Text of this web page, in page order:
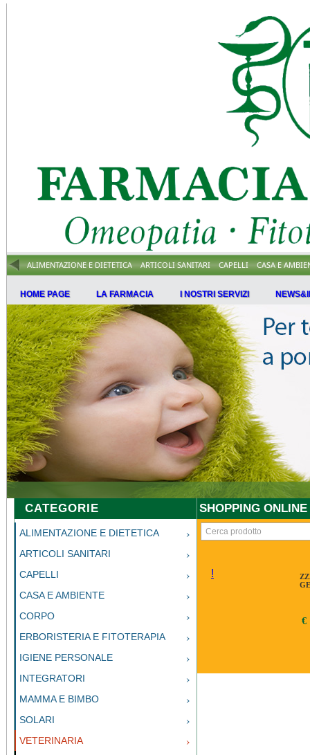
ALIMENTAZIONE E DIETETICA ARTICOLI SANITARI CAPELLI CASA E
HOME PAGE LA FARMACIA I NOSTRI SERVIZI
CATEGORIE
ALIMENTAZIONE E DIETETICA
ARTICOLI SANITARI
CAPELLI
CASA E AMBIENTE
CORPO
ERBORISTERIA E FITOTERAPIA
IGIENE PERSONALE
INTEGRATORI
MAMMA E BIMBO
SOLARI
VETERINARIA
SHOPPING ONLINE
!
€